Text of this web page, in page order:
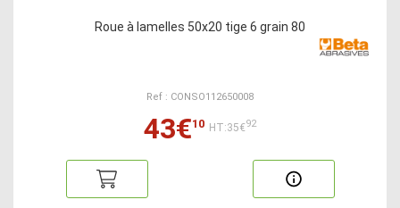
Roue à lamelles 50x20 tige 6 grain 80
Ref : CONSO112650008
43€10 HT:35€92